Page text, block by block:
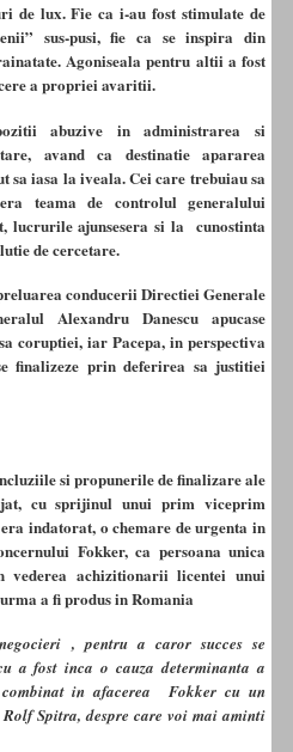
de lux. Fie ca i-au fost stimulate de
sus-pusi, fie ca se inspira din
Agoniseala pentru altii a fost
a propriei avaritii.
abuzive in administrarea si
avand ca destinatie apararea
sa iasa la iveala. Cei care trebuiau sa
teama de controlul generalului
lucrurile ajunsesera si la cunostinta
de cercetare.
conducerii Directiei Generale
Alexandru Danescu apucase
coruptiei, iar Pacepa, in perspectiva
finalizeze prin deferirea sa justitiei
si propunerile de finalizare ale
cu sprijinul unui prim viceprim
indatorat, o chemare de urgenta in
Fokker, ca persoana unica
vederea achizitionarii licentei unui
a fi produs in Romania
, pentru a caror succes se
a fost inca o cauza determinanta a
in afacerea Fokker cu un
Spitra, despre care voi mai aminti